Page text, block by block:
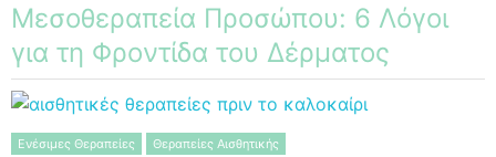
Μεσοθεραπεία Προσώπου: 6 Λόγοι
για τη Φροντίδα του Δέρματος
Ενέσιμες Θεραπείες
Θεραπείες Αισθητικής